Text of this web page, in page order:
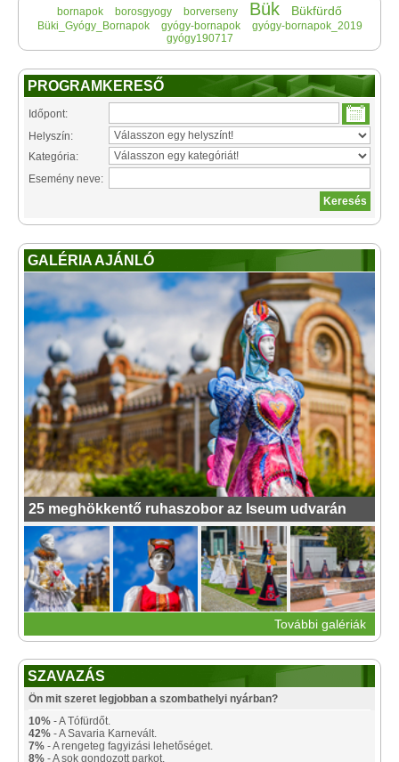
bornapok borosgyogy borverseny Bük Bükfürdő
Büki_Gyógy_Bornapok gyógy-bornapok
gyógy-bornapok_2019
gyógy190717
PROGRAMKERESŐ
Időpont:
Helyszín:
Kategória:
Esemény neve:
GALÉRIA AJÁNLÓ
25 meghökkentő ruhaszobor az Iseum udvarán
További galériák
SZAVAZÁS
Ön mit szeret legjobban a szombathelyi nyárban?
10% - A Tófürdőt.
42% - A Savaria Karnevált.
7% - A rengeteg fagyizási lehetőséget.
8% - A sok gondozott parkot.